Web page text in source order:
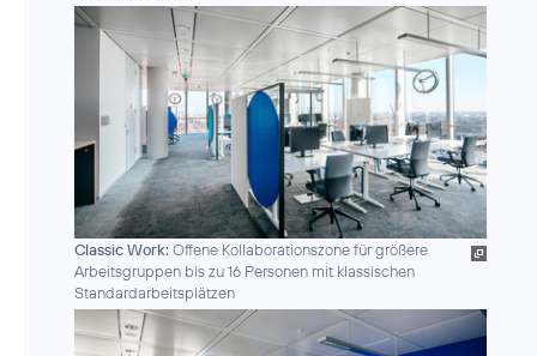
Classic Work: Offene Kollaborationszone für größere
Arbeitsgruppen bis zu 16 Personen mit klassischen
Standardarbeitsplätzen